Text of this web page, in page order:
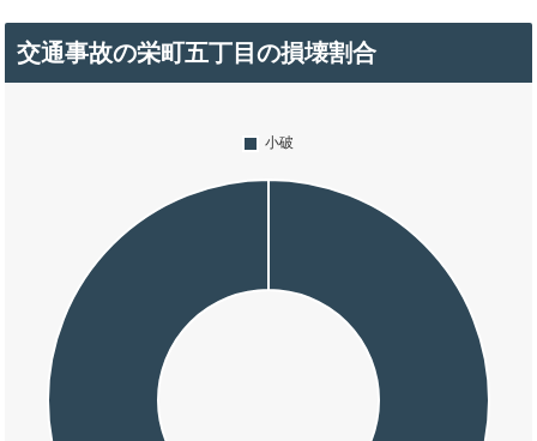
交通事故の栄町五丁目の損壊割合